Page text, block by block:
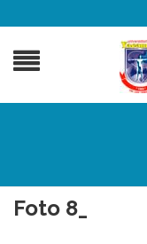
Foto 8_